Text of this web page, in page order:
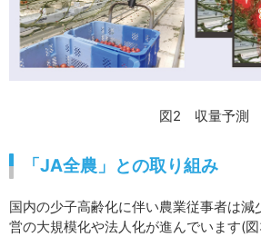
図2 収量予測
「JA全農」との取り組み
国内の少子高齢化に伴い農業従事者は減
営の大規模化や法人化が進んでいます(